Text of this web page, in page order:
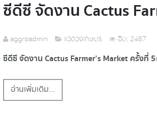
ซีดีซี จัดงาน Cactus
aggroadmin แวดวงเกษตร ฮิต: 2487
ซีดีซี จัดงาน Cactus Farmer’s Market ครั้งที่ 5
อ่านเพิ่มเติม...